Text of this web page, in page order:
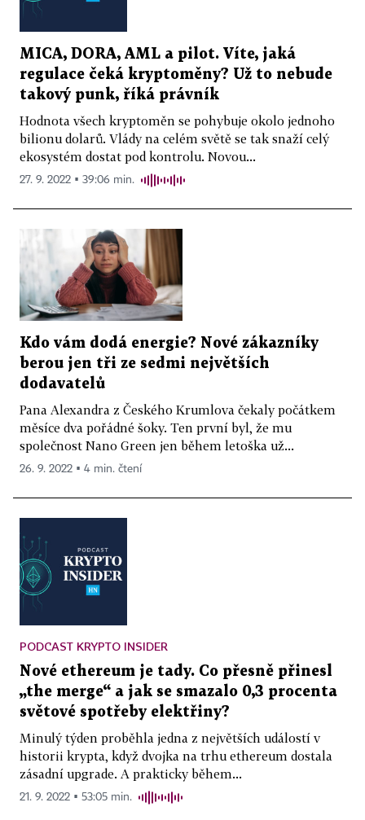
MICA, DORA, AML a pilot. Víte, jaká
regulace čeká kryptoměny? Už to nebude
takový punk, říká právník
Hodnota všech kryptoměn se pohybuje okolo jednoho
bilionu dolarů. Vlády na celém světě se tak snaží celý
ekosystém dostat pod kontrolu. Novou...
27. 9. 2022 ▪ 39:06 min.
Kdo vám dodá energie? Nové zákazníky
berou jen tři ze sedmi největších
dodavatelů
Pana Alexandra z Českého Krumlova čekaly počátkem
měsíce dva pořádné šoky. Ten první byl, že mu
společnost Nano Green jen během letoška už...
26. 9. 2022 ▪ 4 min. čtení
PODCAST KRYPTO INSIDER
Nové ethereum je tady. Co přesně přinesl
„the merge“ a jak se smazalo 0,3 procenta
světové spotřeby elektřiny?
Minulý týden proběhla jedna z největších událostí v
historii krypta, když dvojka na trhu ethereum dostala
zásadní upgrade. A prakticky během...
21. 9. 2022 ▪ 53:05 min.